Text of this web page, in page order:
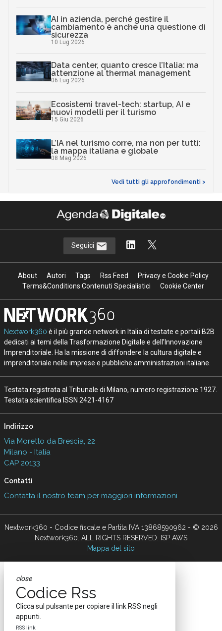
AI in azienda, perché gestire il
cambiamento è anche una questione di
sicurezza
10 Lug 2026
Data center, quanto cresce l’Italia: ma
attenzione al thermal management
06 Lug 2026
Ecosistemi travel-tech: startup, AI e
nuovi modelli per il turismo
15 Giu 2026
L’IA nel turismo corre, ma non per tutti:
la mappa italiana e globale
08 Mag 2026
Vedi tutti gli approfondimenti >
Seguici
About Autori Tags Rss Feed
Privacy e Cookie Policy
Terms&Conditions Contenuti Specialistici
Cookie Center
Nextwork360 è il più grande network in Italia di testate e portali B2B
dedicati ai temi della Trasformazione Digitale e dell’Innovazione
Imprenditoriale. Ha la missione di diffondere la cultura digitale e
imprenditoriale nelle imprese e pubbliche amministrazioni italiane.
Testata registrata al Tribunale di Milano, numero registrazione 1927.
Testata scientifica ISSN 2421-4167
Indirizzo
Via Moretto da Brescia, 22
Milano - Italia
CAP 20133
Contatti
Contatta il nostro team per maggiori informazioni
Nextwork360 - Codice fiscale e Partita IVA 13868590962 - © 2026
Nextwork360. ALL RIGHTS RESERVED. ISP AWS
Mappa del sito
close
Codice Rss
Clicca sul pulsante per copiare il link RSS negli
appunti.
RSS link